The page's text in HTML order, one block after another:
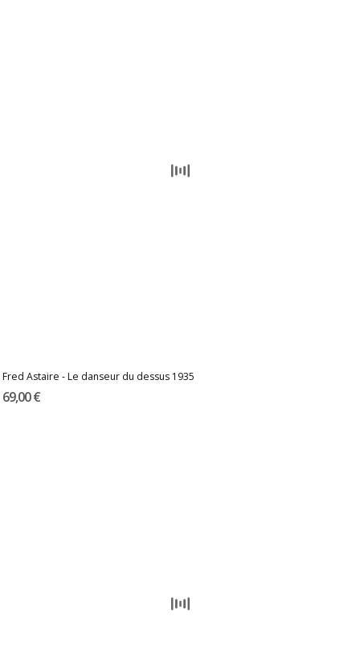
Fred Astaire - Le danseur du dessus 1935
69,00 €